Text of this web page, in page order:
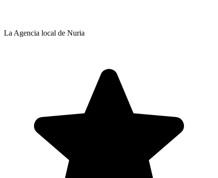
La Agencia local de Nuria